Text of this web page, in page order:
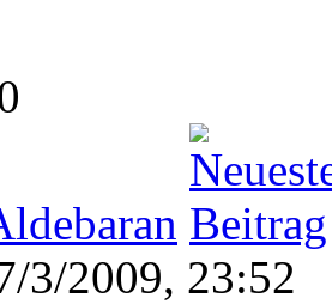
3/2009, 23:52